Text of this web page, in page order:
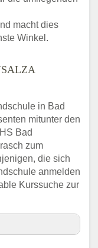
macht dies
Winkel.
in Bad
mitunter den
Bad
zum
die sich
anmelden
Kurssuche zur